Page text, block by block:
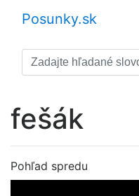
Posunky.sk
fešák
Pohľad spredu